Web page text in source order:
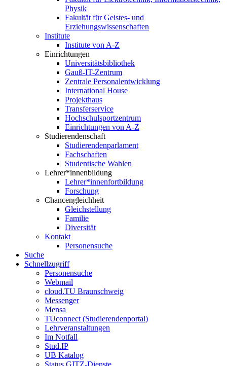
Physik
Fakultät für Geistes- und
Erziehungswissenschaften
Institute
Institute von A-Z
Einrichtungen
Universitätsbibliothek
Gauß-IT-Zentrum
Zentrale Personalentwicklung
International House
Projekthaus
Transferservice
Hochschulsportzentrum
Einrichtungen von A-Z
Studierendenschaft
Studierendenparlament
Fachschaften
Studentische Wahlen
Lehrer*innenbildung
Lehrer*innenfortbildung
Forschung
Chancengleichheit
Gleichstellung
Familie
Diversität
Kontakt
Personensuche
Suche
Schnellzugriff
Personensuche
Webmail
cloud.TU Braunschweig
Messenger
Mensa
TUconnect (Studierendenportal)
Lehrveranstaltungen
Im Notfall
Stud.IP
UB Katalog
Status GITZ-Dienste